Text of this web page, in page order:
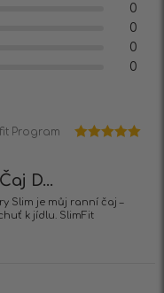
0
0
0
0
Program
D...
Slim je můj ranní čaj –
k jídlu. SlimFit